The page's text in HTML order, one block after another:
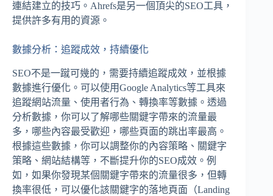
連結建立的技巧。Ahrefs是另一個頂尖的SEO工具，
提供許多有用的資源。
數據分析：追蹤成效，持續優化
SEO不是一蹴可幾的，需要持續追蹤成效，並根據
數據進行優化。可以使用Google Analytics等工具來
追蹤網站流量、使用者行為、轉換率等數據。透過
分析數據，你可以了解哪些關鍵字帶來的流量最
多，哪些內容最受歡迎，哪些頁面的跳出率最高。
根據這些數據，你可以調整你的內容策略、關鍵字
策略、網站結構等，不斷提升你的SEO成效。例
如，如果你發現某個關鍵字帶來的流量很多，但轉
換率很低，可以優化該關鍵字的落地頁面（Landing